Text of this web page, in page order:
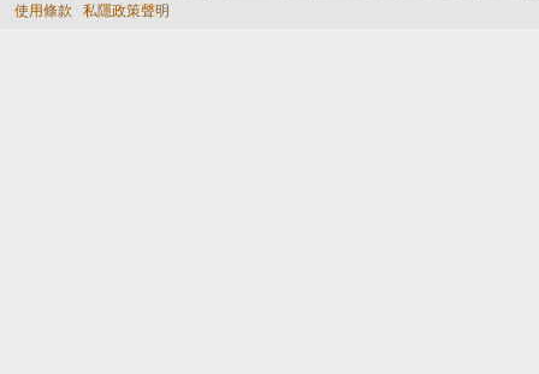
使用條款
私隱政策聲明